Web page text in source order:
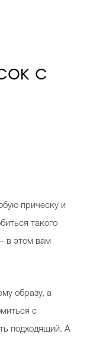
с
прическу и
такого
в этом вам
образу, а
с
подходящий. А